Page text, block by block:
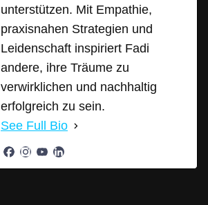
unterstützen. Mit Empathie,
praxisnahen Strategien und
Leidenschaft inspiriert Fadi
andere, ihre Träume zu
verwirklichen und nachhaltig
erfolgreich zu sein.
See Full Bio